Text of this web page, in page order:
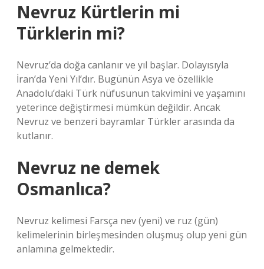
Nevruz Kürtlerin mi
Türklerin mi?
Nevruz’da doğa canlanır ve yıl başlar. Dolayısıyla
İran’da Yeni Yıl’dır. Bugünün Asya ve özellikle
Anadolu’daki Türk nüfusunun takvimini ve yaşamını
yeterince değiştirmesi mümkün değildir. Ancak
Nevruz ve benzeri bayramlar Türkler arasında da
kutlanır.
Nevruz ne demek
Osmanlıca?
Nevruz kelimesi Farsça nev (yeni) ve ruz (gün)
kelimelerinin birleşmesinden oluşmuş olup yeni gün
anlamına gelmektedir.